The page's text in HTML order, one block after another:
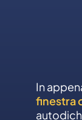
In
finestra